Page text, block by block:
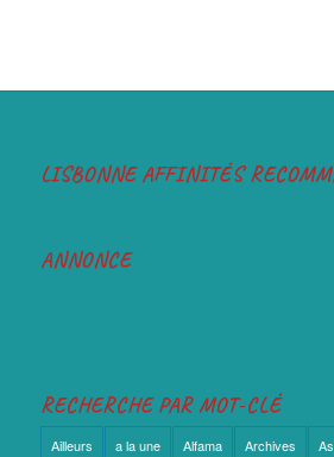
LISBONNE AFFINITÉS
ANNONCE
RECHERCHE PAR MOT-CLÉ
Ailleurs a la une Alfama Archives